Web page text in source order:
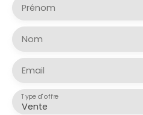
Prénom
Nom
Email
Vente
Type d'offre